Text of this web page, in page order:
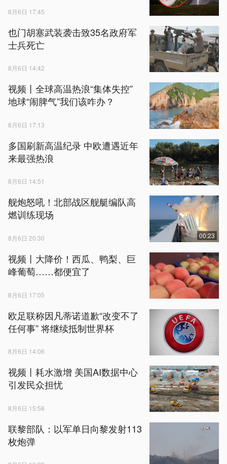
8月6日 17:45
也门胡塞武装袭击致35名政府军
士兵死亡
8月6日 14:42
视频丨全球高温热浪“集体失控”
地球“闹脾气”我们该咋办？
8月6日 17:13
多国刷新高温纪录 中欧遭遇近年
来最强热浪
8月6日 14:51
舰炮怒吼！北部战区舰艇编队高
燃训练现场
8月6日 20:30 00:23
视频丨大降价！西瓜、鸭梨、巨
峰葡萄……都便宜了
8月6日 17:05
欧足联称因凡蒂诺道歉“改变不了
任何事” 将继续抵制世界杯
8月6日 14:06
视频丨耗水激增 美国AI数据中心
引发民众担忧
8月6日 15:58
联黎部队：以军单日向黎发射113
枚炮弹